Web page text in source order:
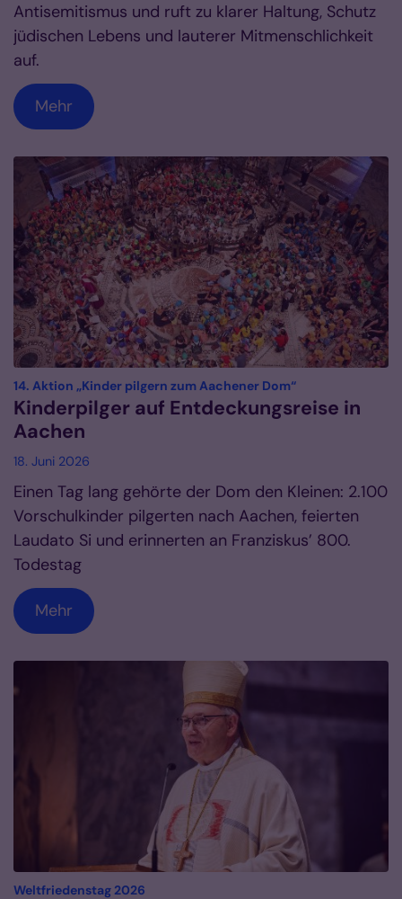
Antisemitismus und ruft zu klarer Haltung, Schutz
jüdischen Lebens und lauterer Mitmenschlichkeit
auf.
Mehr
14. Aktion „Kinder pilgern zum Aachener Dom“:
Kinderpilger auf Entdeckungsreise in
Aachen
18. Juni 2026
Einen Tag lang gehörte der Dom den Kleinen: 2.100
Vorschulkinder pilgerten nach Aachen, feierten
Laudato Si und erinnerten an Franziskus’ 800.
Todestag
Mehr
Weltfriedenstag 2026